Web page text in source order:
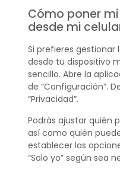
Cómo poner
desde mi
Si prefieres gestionar
desde tu dispositivo
sencillo. Abre la
de “Configuración”.
“Privacidad”.
Podrás ajustar quién
así como quién
establecer las
“Solo yo” según sea